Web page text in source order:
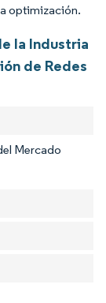
optimización.
la Industria
de Redes
Mercado